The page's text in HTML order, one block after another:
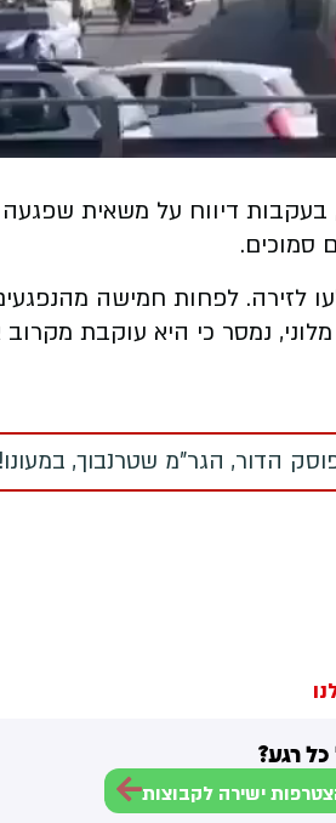
דיווח על משאית
סמוכים.
לזירה. לפחות חמישה
נמסר כי היא עוקבת
הדור, הגר"מ שטרנבוך, במעונו!
רגע?
ישירה לקבוצות